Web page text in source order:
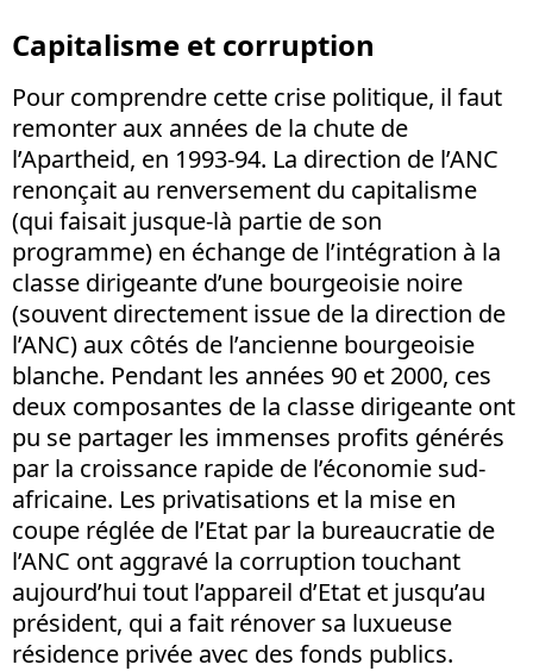
Capitalisme et corruption
Pour comprendre cette crise politique, il faut
remonter aux années de la chute de
l’Apartheid, en 1993-94. La direction de l’ANC
renonçait au renversement du capitalisme
(qui faisait jusque-là partie de son
programme) en échange de l’intégration à la
classe dirigeante d’une bourgeoisie noire
(souvent directement issue de la direction de
l’ANC) aux côtés de l’ancienne bourgeoisie
blanche. Pendant les années 90 et 2000, ces
deux composantes de la classe dirigeante ont
pu se partager les immenses profits générés
par la croissance rapide de l’économie sud-
africaine. Les privatisations et la mise en
coupe réglée de l’Etat par la bureaucratie de
l’ANC ont aggravé la corruption touchant
aujourd’hui tout l’appareil d’Etat et jusqu’au
président, qui a fait rénover sa luxueuse
résidence privée avec des fonds publics.